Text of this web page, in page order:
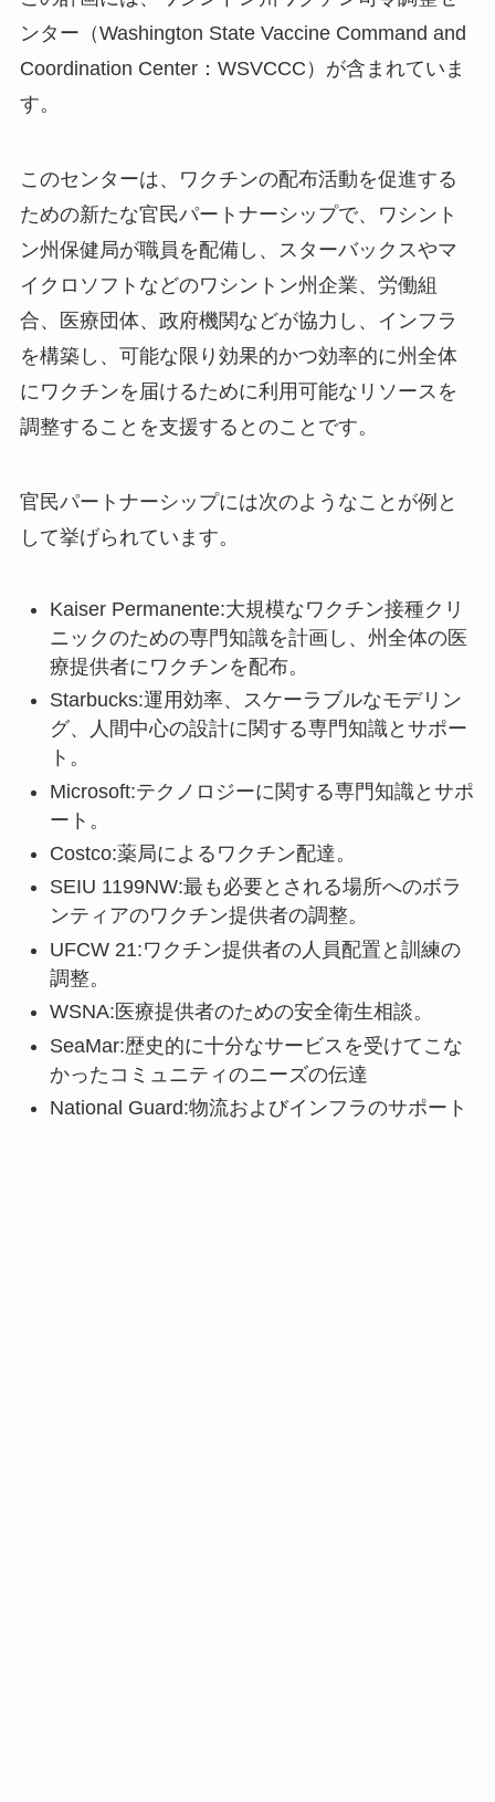
ンター（Washington State Vaccine Command and
Coordination Center：WSVCCC）が含まれていま
す。
このセンターは、ワクチンの配布活動を促進する
ための新たな官民パートナーシップで、ワシント
ン州保健局が職員を配備し、スターバックスやマ
イクロソフトなどのワシントン州企業、労働組
合、医療団体、政府機関などが協力し、インフラ
を構築し、可能な限り効果的かつ効率的に州全体
にワクチンを届けるために利用可能なリソースを
調整することを支援するとのことです。
官民パートナーシップには次のようなことが例と
して挙げられています。
Kaiser Permanente:大規模なワクチン接種クリ
ニックのための専門知識を計画し、州全体の医
療提供者にワクチンを配布。
Starbucks:運用効率、スケーラブルなモデリン
グ、人間中心の設計に関する専門知識とサポー
ト。
Microsoft:テクノロジーに関する専門知識とサポ
ート。
Costco:薬局によるワクチン配達。
SEIU 1199NW:最も必要とされる場所へのボラ
ンティアのワクチン提供者の調整。
UFCW 21:ワクチン提供者の人員配置と訓練の
調整。
WSNA:医療提供者のための安全衛生相談。
SeaMar:歴史的に十分なサービスを受けてこな
かったコミュニティのニーズの伝達
National Guard:物流およびインフラのサポート